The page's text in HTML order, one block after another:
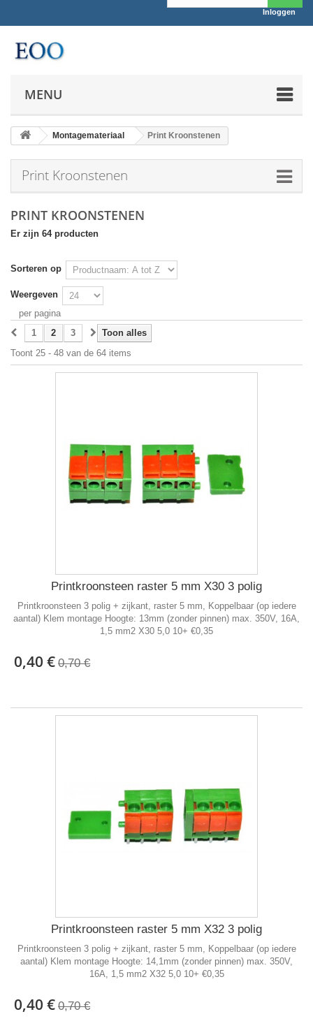
Inloggen
MENU
Montagemateriaal Print Kroonstenen
Print Kroonstenen
PRINT KROONSTENEN
Er zijn 64 producten
Sorteren op
Weergeven
per pagina
Toon alles
1 2
3
Toont 25 - 48 van de 64 items
Printkroonsteen raster 5 mm X30 3 polig
Printkroonsteen 3 polig + zijkant, raster 5 mm, Koppelbaar (op iedere
aantal) Klem montage Hoogte: 13mm (zonder pinnen) max. 350V, 16A,
1,5 mm2 X30 5,0 10+ €0,35
0,40 € 0,70 €
Printkroonsteen raster 5 mm X32 3 polig
Printkroonsteen 3 polig + zijkant, raster 5 mm, Koppelbaar (op iedere
aantal) Klem montage Hoogte: 14,1mm (zonder pinnen) max. 350V,
16A, 1,5 mm2 X32 5,0 10+ €0,35
0,40 € 0,70 €